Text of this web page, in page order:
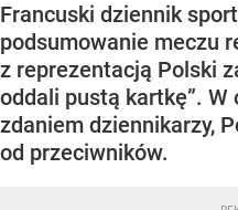
Francuski dziennik
podsumowanie meczu
z reprezentacją Polski
oddali pustą kartkę”. W
zdaniem dziennikarzy,
od przeciwników.